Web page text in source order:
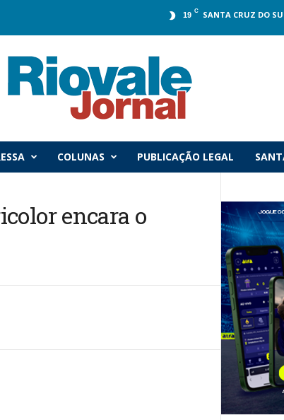
19 C SANTA CRUZ DO
COLUNAS PUBLICAÇÃO LEGAL
encara o